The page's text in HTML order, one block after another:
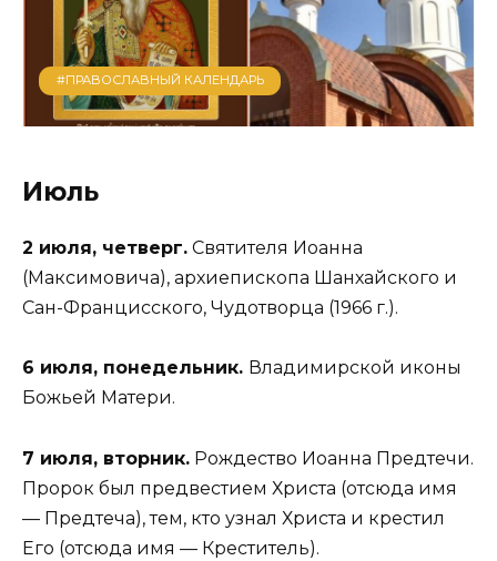
#ПРАВОСЛАВНЫЙ КАЛЕНДАРЬ
Июль
2 июля, четверг. Святителя Иоанна
(Максимовича), архиепископа Шанхайского и
Сан-Францисского, Чудотворца (1966 г.).
6 июля, понедельник. Владимирской иконы
Божьей Матери.
7 июля, вторник. Рождество Иоанна Предтечи.
Пророк был предвестием Христа (отсюда имя
— Предтеча), тем, кто узнал Христа и крестил
Его (отсюда имя — Креститель).